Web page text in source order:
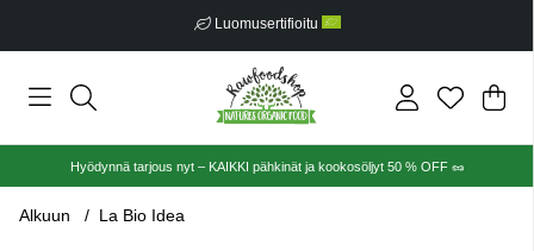
Luomusertifioitu
.
Hyödynnä tarjous nyt – KAIKKI pähkinät ja kookosöljyt 50 % OFF 🥜
Alkuun La Bio Idea